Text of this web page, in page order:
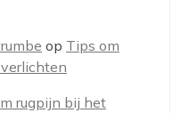
op Tips om
rugpijn bij het